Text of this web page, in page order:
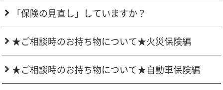
「保険の見直し」していますか？
★ご相談時のお持ち物について★火災保険編
★ご相談時のお持ち物について★自動車保険編